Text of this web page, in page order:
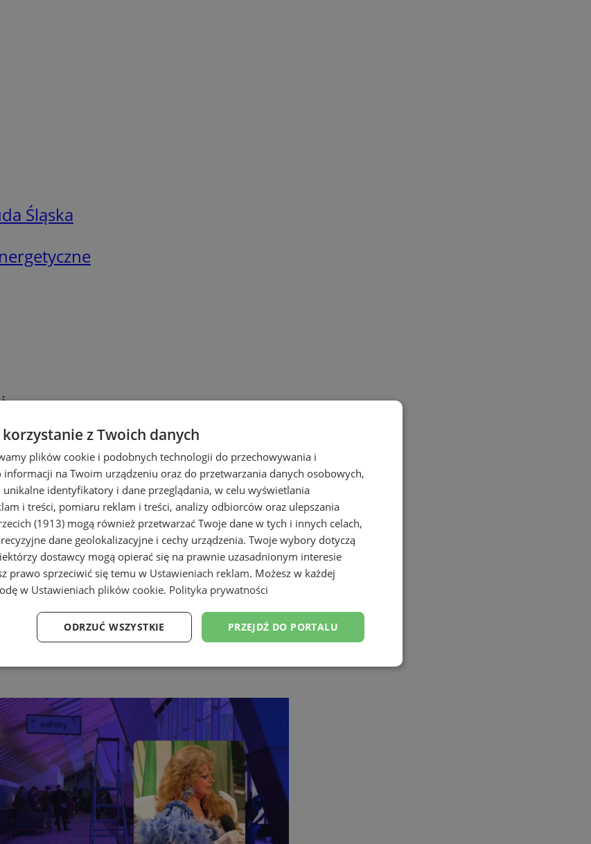
Śląska
z Twoich danych
plików cookie i podobnych technologii do przechowywania i
na Twoim urządzeniu oraz do przetwarzania danych osobowych,
unikalne identyfikatory i dane przeglądania, w celu wyświetlania
i treści, pomiaru reklam i treści, analizy odbiorców oraz ulepszania
(1913) mogą również przetwarzać Twoje dane w tych i innych celach,
dane geolokalizacyjne i cechy urządzenia. Twoje wybory dotyczą
dostawcy mogą opierać się na prawnie uzasadnionym interesie
prawo sprzeciwić się temu w Ustawieniach reklam. Możesz w każdej
w Ustawieniach plików cookie. Polityka prywatności
PRZEJDŹ DO PORTALU
ODRZUĆ WSZYSTKIE
Targetowanie Funkcjonalność Niesklasyfikowane
Wydajność Targetowanie Funkcjonalność Niesklasyfikowane
korzystanie z podstawowych funkcji strony internetowej, takich jak logowanie użytkownika i
plików cookie nie można prawidłowo korzystać ze strony internetowej.
Provider /
Domena
Okres
przechowywania
Opis